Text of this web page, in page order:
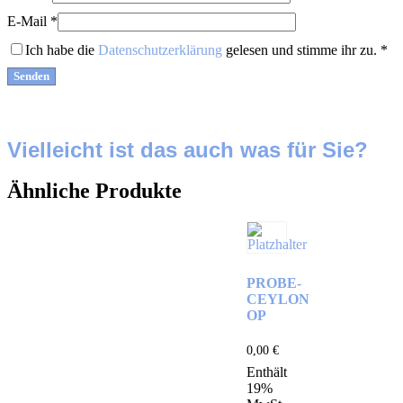
E-Mail *
Ich habe die Datenschutzerklärung gelesen und stimme ihr zu. *
Vielleicht ist das auch was für Sie?
Ähnliche Produkte
PROBE-
CEYLON
OP
0,00 €
Enthält
19%